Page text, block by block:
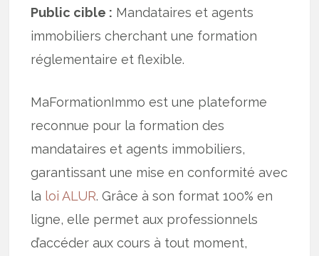
Public cible : Mandataires et agents
immobiliers cherchant une formation
réglementaire et flexible.
MaFormationImmo est une plateforme
reconnue pour la formation des
mandataires et agents immobiliers,
garantissant une mise en conformité avec
la loi ALUR. Grâce à son format 100% en
ligne, elle permet aux professionnels
d’accéder aux cours à tout moment,